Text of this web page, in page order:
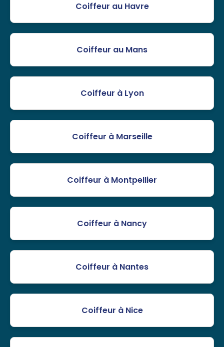
Coiffeur au Havre
Coiffeur au Mans
Coiffeur à Lyon
Coiffeur à Marseille
Coiffeur à Montpellier
Coiffeur à Nancy
Coiffeur à Nantes
Coiffeur à Nice